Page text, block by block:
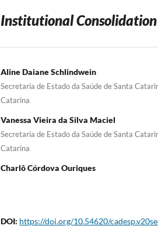
Institutional Consolidation
Aline Daiane Schlindwein
Secretaria de Estado da Saúde de Santa
Catarina
Vanessa Vieira da Silva Maciel
Secretaria de Estado da Saúde de Santa
Catarina
Charlô Córdova Ouriques
DOI: https://doi.org/10.54620/